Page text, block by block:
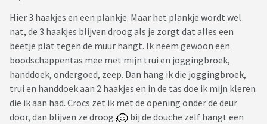
Hier 3 haakjes en een plankje. Maar het plankje wordt wel
nat, de 3 haakjes blijven droog als je zorgt dat alles een
beetje plat tegen de muur hangt. Ik neem gewoon een
boodschappentas mee met mijn trui en joggingbroek,
handdoek, ondergoed, zeep. Dan hang ik die joggingbroek,
trui en handdoek aan 2 haakjes en in de tas doe ik mijn kleren
die ik aan had. Crocs zet ik met de opening onder de deur
door, dan blijven ze droog
bij de douche zelf hangt een